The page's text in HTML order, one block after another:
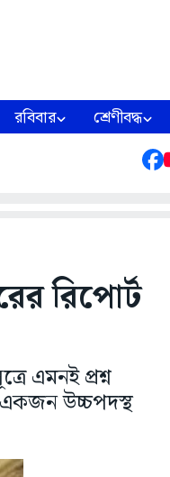
রবিবার শ্রেণীবদ্ধ
রিপোর্ট
এমনই প্রশ্ন
একজন উচ্চপদস্থ